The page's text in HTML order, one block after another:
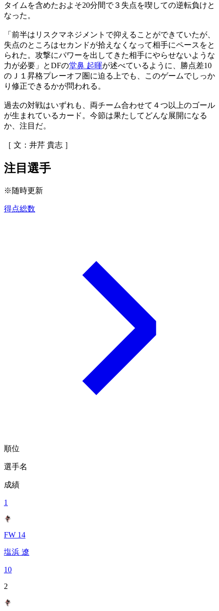
タイムを含めたおよそ20分間で３失点を喫しての逆転負けと
なった。
「前半はリスクマネジメントで抑えることができていたが、
失点のところはセカンドが拾えなくなって相手にペースをと
られた。攻撃にパワーを出してきた相手にやらせないような
力が必要」とDFの堂鼻 起暉が述べているように、勝点差10
のＪ１昇格プレーオフ圏に迫る上でも、このゲームでしっか
り修正できるかが問われる。
過去の対戦はいずれも、両チーム合わせて４つ以上のゴール
が生まれているカード。今節は果たしてどんな展開になる
か、注目だ。
［ 文：井芹 貴志 ］
注目選手
※随時更新
得点総数
順位
選手名
成績
1
FW 14
塩浜 遼
10
2